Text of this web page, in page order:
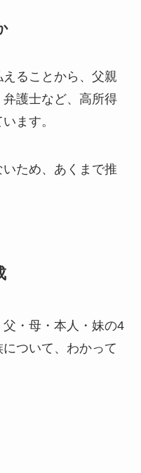
ることから、父親
護士など、高所得
ます。
ため、あくまで推
・母・本人・妹の4
ついて、わかって